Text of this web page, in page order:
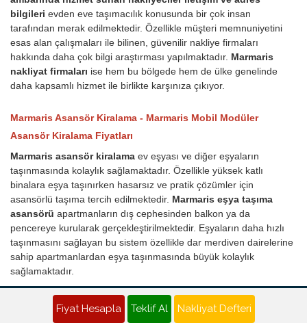
bilgileri evden eve taşımacılık konusunda bir çok insan
tarafından merak edilmektedir. Özellikle müşteri memnuniyetini
esas alan çalışmaları ile bilinen, güvenilir nakliye firmaları
hakkında daha çok bilgi araştırması yapılmaktadır. Marmaris
nakliyat firmaları ise hem bu bölgede hem de ülke genelinde
daha kapsamlı hizmet ile birlikte karşınıza çıkıyor.
Marmaris Asansör Kiralama - Marmaris Mobil Modüler
Asansör Kiralama Fiyatları
Marmaris asansör kiralama ev eşyası ve diğer eşyaların
taşınmasında kolaylık sağlamaktadır. Özellikle yüksek katlı
binalara eşya taşınırken hasarsız ve pratik çözümler için
asansörlü taşıma tercih edilmektedir. Marmaris eşya taşıma
asansörü apartmanların dış cephesinden balkon ya da
pencereye kurularak gerçekleştirilmektedir. Eşyaların daha hızlı
taşınmasını sağlayan bu sistem özellikle dar merdiven dairelerine
sahip apartmanlardan eşya taşınmasında büyük kolaylık
sağlamaktadır.
Yük ve eşya taşıma asansörü nasıl çalışır?
Eşyaların yüksek katlardan zarar görmeden kolaylıkla
Fiyat Hesapla Teklif Al Nakliyat Defteri